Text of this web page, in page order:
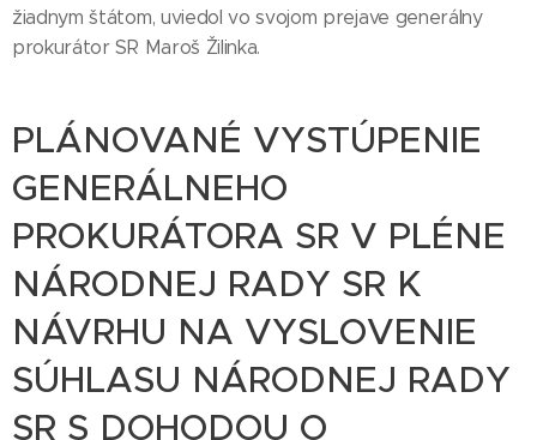
žiadnym štátom, uviedol vo svojom prejave generálny
prokurátor SR Maroš Žilinka.
PLÁNOVANÉ VYSTÚPENIE
GENERÁLNEHO
PROKURÁTORA SR V PLÉNE
NÁRODNEJ RADY SR K
NÁVRHU NA VYSLOVENIE
SÚHLASU NÁRODNEJ RADY
SR S DOHODOU O